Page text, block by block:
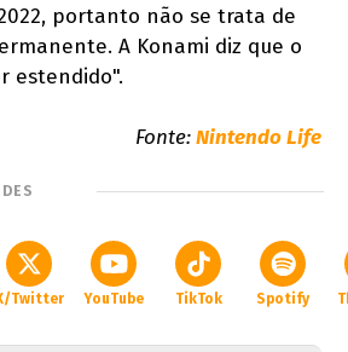
portanto não se trata de
A Konami diz que o
estendido".
Fonte:Nintendo Life
Twitter YouTube TikTok Spotify